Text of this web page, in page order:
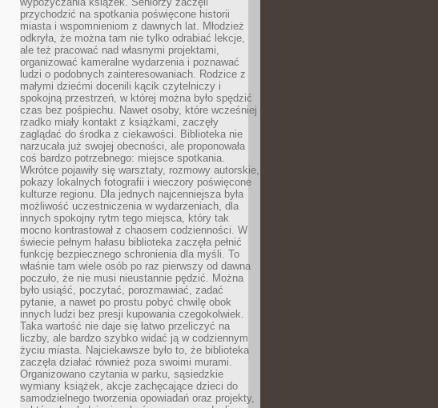
przychodzić na spotkania poświęcone historii
miasta i wspomnieniom z dawnych lat. Młodzież
odkryła, że można tam nie tylko odrabiać lekcje,
ale też pracować nad własnymi projektami,
organizować kameralne wydarzenia i poznawać
ludzi o podobnych zainteresowaniach. Rodzice z
małymi dziećmi docenili kącik czytelniczy i
spokojną przestrzeń, w której można było spędzić
czas bez pośpiechu. Nawet osoby, które wcześniej
rzadko miały kontakt z książkami, zaczęły
zaglądać do środka z ciekawości. Biblioteka nie
narzucała już swojej obecności, ale proponowała
coś bardzo potrzebnego: miejsce spotkania.
Wkrótce pojawiły się warsztaty, rozmowy autorskie,
pokazy lokalnych fotografii i wieczory poświęcone
kulturze regionu. Dla jednych najcenniejsza była
możliwość uczestniczenia w wydarzeniach, dla
innych spokojny rytm tego miejsca, który tak
mocno kontrastował z chaosem codzienności. W
świecie pełnym hałasu biblioteka zaczęła pełnić
funkcję bezpiecznego schronienia dla myśli. To
właśnie tam wiele osób po raz pierwszy od dawna
poczuło, że nie musi nieustannie pędzić. Można
było usiąść, poczytać, porozmawiać, zadać
pytanie, a nawet po prostu pobyć chwilę obok
innych ludzi bez presji kupowania czegokolwiek.
Taka wartość nie daje się łatwo przeliczyć na
liczby, ale bardzo szybko widać ją w codziennym
życiu miasta. Najciekawsze było to, że biblioteka
zaczęła działać również poza swoimi murami.
Organizowano czytania w parku, sąsiedzkie
wymiany książek, akcje zachęcające dzieci do
samodzielnego tworzenia opowiadań oraz projekty,